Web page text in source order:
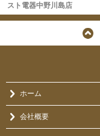
スト電器中野川島店
ホーム
会社概要